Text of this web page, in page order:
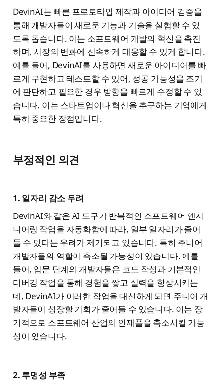
DevinAI는 빠른 프로토타입 제작과 아이디어 검증을
통해 개발자들이 새로운 기능과 기술을 실험할 수 있
도록 돕습니다. 이는 소프트웨어 개발의 혁신을 촉진
하며, 시장의 변화에 신속하게 대응할 수 있게 합니다.
예를 들어, DevinAI를 사용하면 새로운 아이디어를 빠
르게 구현하고 테스트할 수 있어, 성공 가능성을 조기
에 판단하고 필요한 경우 방향을 빠르게 수정할 수 있
습니다. 이는 스타트업이나 혁신을 추구하는 기업에게
특히 중요한 장점입니다.
부정적인 의견
1. 일자리 감소 우려
DevinAI와 같은 AI 도구가 반복적인 소프트웨어 엔지
니어링 작업을 자동화함에 따라, 일부 일자리가 줄어
들 수 있다는 우려가 제기되고 있습니다. 특히 주니어
개발자들의 역할이 축소될 가능성이 있습니다. 예를
들어, 입문 단계의 개발자들은 코드 작성과 기본적인
디버깅 작업을 통해 경험을 쌓고 실력을 향상시키는
데, DevinAI가 이러한 작업을 대신하게 되면 주니어 개
발자들이 성장할 기회가 줄어들 수 있습니다. 이는 장
기적으로 소프트웨어 산업의 인재풀을 축소시킬 가능
성이 있습니다.
2. 투명성 부족